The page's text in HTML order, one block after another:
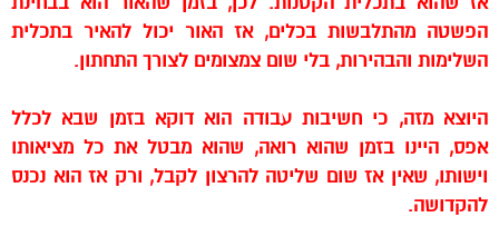
הפשטה מהתלבשות בכלים, אז האור יכול להאיר בתכלית
השלימות והבהירות, בלי שום צמצומים לצורך התחתון.
היוצא מזה, כי חשיבות עבודה הוא דוקא בזמן שבא לכלל
אפס, היינו בזמן שהוא רואה, שהוא מבטל את כל מציאותו
וישותו, שאין אז שום שליטה להרצון לקבל, ורק אז הוא נכנס
להקדושה.